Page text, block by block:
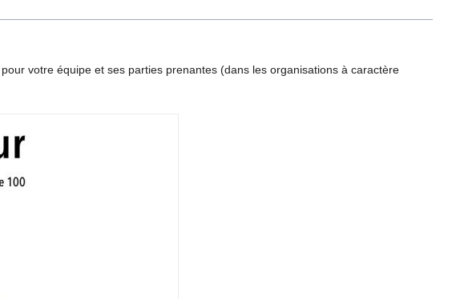
votre équipe et ses parties prenantes (dans les organisations à caractère